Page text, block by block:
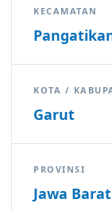
KECAMATAN
KOTA /
Garut
PROVINSI
Jawa Barat